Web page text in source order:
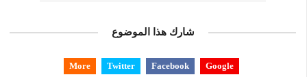
شارك هذا الموضوع
Google
Facebook
Twitter
More